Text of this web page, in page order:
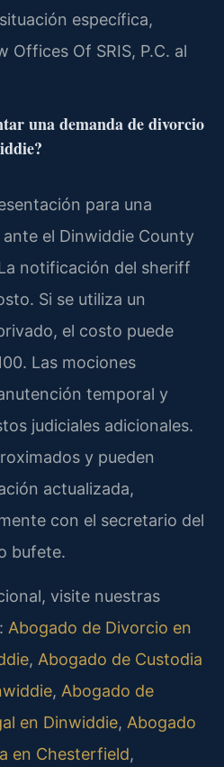
específica,
Offices Of SRIS, P.C. al
una demanda de divorcio
para una
el Dinwiddie County
notificación del sheriff
Si se utiliza un
el costo puede
Las mociones
temporal y
judiciales adicionales.
y pueden
actualizada,
con el secretario del
bufete.
visite nuestras
Abogado de Divorcio en
, Abogado de Custodia
, Abogado de
en Dinwiddie, Abogado
en Chesterfield,